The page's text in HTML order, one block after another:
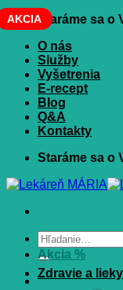
Skip
to
content
Staráme sa o
O nás
Služby
Vyšetrenia
E-recept
Blog
Q&A
Kontakty
Staráme sa o
Hľadať:
Akcia %
Zdravie a lieky
AKCIA